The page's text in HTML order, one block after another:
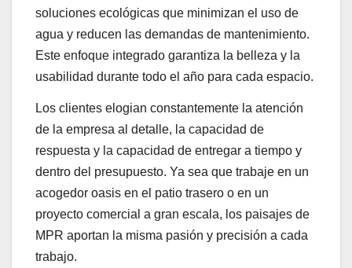
soluciones ecológicas que minimizan el uso de
agua y reducen las demandas de mantenimiento.
Este enfoque integrado garantiza la belleza y la
usabilidad durante todo el año para cada espacio.
Los clientes elogian constantemente la atención
de la empresa al detalle, la capacidad de
respuesta y la capacidad de entregar a tiempo y
dentro del presupuesto. Ya sea que trabaje en un
acogedor oasis en el patio trasero o en un
proyecto comercial a gran escala, los paisajes de
MPR aportan la misma pasión y precisión a cada
trabajo.